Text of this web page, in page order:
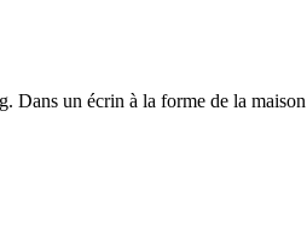
Dans un écrin à la forme de la